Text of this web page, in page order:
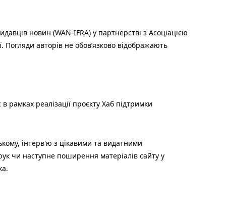
новин (WAN-IFRA) у партнерстві з Асоціацією
Погляди авторів не обов’язково відображають
рамках реалізації проєкту Хаб підтримки
інтерв'ю з цікавими та видатними
чи наступне поширення матеріалів сайту у